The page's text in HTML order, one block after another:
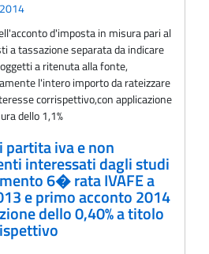
d'imposta in misura pari al
a tassazione separata da indicare
a ritenuta alla fonte,
l'intero importo da rateizzare
corrispettivo,con applicazione
dello 1,1%
iva e non
interessati dagli studi
6� rata IVAFE a
e primo acconto 2014
dello 0,40% a titolo